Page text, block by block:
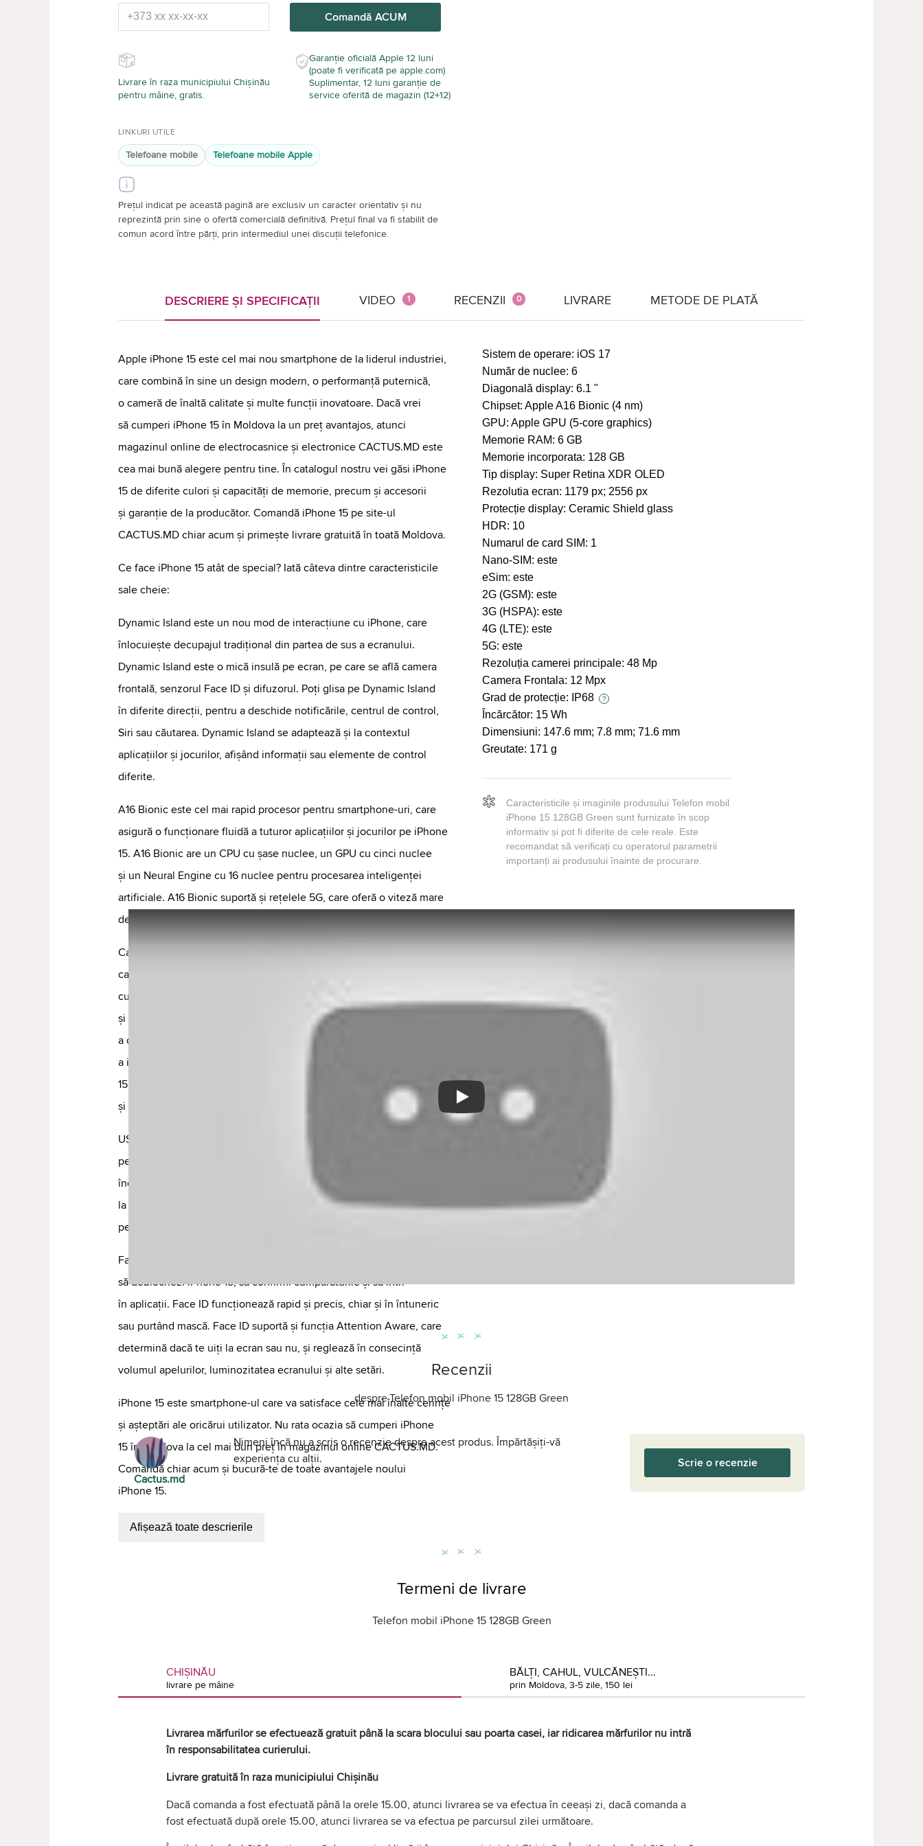
Comandă ACUM
Livrare în raza municipiului Chișinău
pentru mâine, gratis.
Garanție oficială Apple 12 luni
(poate fi verificată pe apple.com)
Suplimentar, 12 luni garanție de
service oferită de magazin (12+12)
LINKURI UTILE
Telefoane mobile Telefoane mobile Apple
Prețul indicat pe această pagină are exclusiv un caracter orientativ și nu
reprezintă prin sine o ofertă comercială definitivă. Prețul final va fi stabilit de
comun acord între părți, prin intermediul unei discuții telefonice.
DESCRIERE ȘI SPECIFICAȚII VIDEO 1 RECENZII 0 LIVRARE METODE DE PLATĂ
Apple iPhone 15 este cel mai nou smartphone de la liderul industriei,
care combină în sine un design modern, o performanță puternică,
o cameră de înaltă calitate și multe funcții inovatoare. Dacă vrei
să cumperi iPhone 15 în Moldova la un preț avantajos, atunci
magazinul online de electrocasnice și electronice CACTUS.MD este
cea mai bună alegere pentru tine. În catalogul nostru vei găsi iPhone
15 de diferite culori și capacități de memorie, precum și accesorii
și garanție de la producător. Comandă iPhone 15 pe site-ul
CACTUS.MD chiar acum și primește livrare gratuită în toată Moldova.
Ce face iPhone 15 atât de special? Iată câteva dintre caracteristicile
sale cheie:
Dynamic Island este un nou mod de interacțiune cu iPhone, care
înlocuiește decupajul tradițional din partea de sus a ecranului.
Dynamic Island este o mică insulă pe ecran, pe care se află camera
frontală, senzorul Face ID și difuzorul. Poți glisa pe Dynamic Island
în diferite direcții, pentru a deschide notificările, centrul de control,
Siri sau căutarea. Dynamic Island se adaptează și la contextul
aplicațiilor și jocurilor, afișând informații sau elemente de control
diferite.
A16 Bionic este cel mai rapid procesor pentru smartphone-uri, care
asigură o funcționare fluidă a tuturor aplicațiilor și jocurilor pe iPhone
15. A16 Bionic are un CPU cu șase nuclee, un GPU cu cinci nuclee
și un Neural Engine cu 16 nuclee pentru procesarea inteligenței
artificiale. A16 Bionic suportă și rețelele 5G, care oferă o viteză mare
de transfer a datelor și o latență scăzută.
Camera principală de 48 de megapixeli este una dintre cele mai bune
camere pentru smartphone-uri, care permite să faci fotografii
cu rezoluție superioară (24 sau 48 de megapixeli), precum
și să folosești noi moduri de portret cu focalizare și adâncime
a câmpului vizual. Camera principală are și stabilizare optică
a imaginii și un obiectiv luminos cu diafragma f/1.6. În plus, iPhone
15 are o cameră ultra-wide cu un unghi de vizionare de 120 de grade
și un zoom optic de 4 ori.
USB-C este noul port pentru încărcare și transfer de date
pe iPhone 15, care înlocuiește vechiul port Lightning. USB-C suportă
încărcare rapidă până la 20 W și transfer rapid de date până
la 10 Gbit/s. USB-C este compatibil și cu multe accesorii și dispozitive
periferice, cum ar fi căști, tastaturi, mouse-uri, monitoare și dock-uri.
Face ID este un sistem sigur de recunoaștere facială, care permite
să deblochezi iPhone 15, să confirmi cumpărăturile și să intri
în aplicații. Face ID funcționează rapid și precis, chiar și în întuneric
sau purtând mască. Face ID suportă și funcția Attention Aware, care
determină dacă te uiți la ecran sau nu, și reglează în consecință
volumul apelurilor, luminozitatea ecranului și alte setări.
iPhone 15 este smartphone-ul care va satisface cele mai înalte cerințe
și așteptări ale oricărui utilizator. Nu rata ocazia să cumperi iPhone
15 în Moldova la cel mai bun preț în magazinul online CACTUS.MD.
Comandă chiar acum și bucură-te de toate avantajele noului
iPhone 15.
Afișează toate descrierile
Sistem de operare: iOS 17
Număr de nuclee: 6
Diagonală display: 6.1 "
Chipset: Apple A16 Bionic (4 nm)
GPU: Apple GPU (5-core graphics)
Memorie RAM: 6 GB
Memorie incorporata: 128 GB
Tip display: Super Retina XDR OLED
Rezolutia ecran: 1179 px; 2556 px
Protecție display: Ceramic Shield glass
HDR: 10
Numarul de card SIM: 1
Nano-SIM: este
eSim: este
2G (GSM): este
3G (HSPA): este
4G (LTE): este
5G: este
Rezoluția camerei principale: 48 Mp
Camera Frontala: 12 Mpx
Grad de protecție:
IP68 ?
Încărcător: 15 Wh
Dimensiuni: 147.6 mm; 7.8 mm; 71.6 mm
Greutate: 171 g
Caracteristicile și imaginile produsului Telefon mobil
iPhone 15 128GB Green sunt furnizate în scop
informativ și pot fi diferite de cele reale. Este
recomandat să verificați cu operatorul parametrii
importanți ai produsului înainte de procurare.
Play
Recenzii
despreTelefon mobil iPhone 15 128GB Green
Cactus.md
Nimeni încă nu a scris o recenzie despre acest produs. Împărtășiți-vă
experiența cu alții.
Scrie o recenzie
Termeni de livrare
Telefon mobil iPhone 15 128GB Green
CHIȘINĂU
livrare pe mâine
BĂLȚI, CAHUL, VULCĂNEȘTI...
prin Moldova, 3-5 zile, 150 lei
Livrarea mărfurilor se efectuează gratuit până la scara blocului sau poarta casei, iar ridicarea mărfurilor nu intră
în responsabilitatea curierului.
Livrare gratuită în raza municipiului Chișinău
Dacă comanda a fost efectuată până la orele 15.00, atunci livrarea se va efectua în ceeași zi, dacă comanda a
fost efectuată după orele 15.00, atunci livrarea se va efectua pe parcursul zilei următoare.